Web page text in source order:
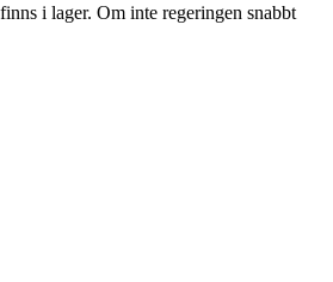
i lager. Om inte regeringen snabbt